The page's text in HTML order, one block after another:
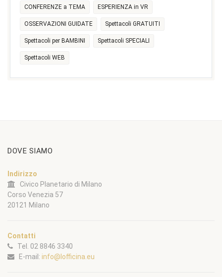
CONFERENZE a TEMA ESPERIENZA in VR
OSSERVAZIONI GUIDATE Spettacoli GRATUITI
Spettacoli per BAMBINI Spettacoli SPECIALI
Spettacoli WEB
DOVE SIAMO
Indirizzo
Civico Planetario di Milano
Corso Venezia 57
20121 Milano
Contatti
Tel. 02 8846 3340
E-mail: info@lofficina.eu